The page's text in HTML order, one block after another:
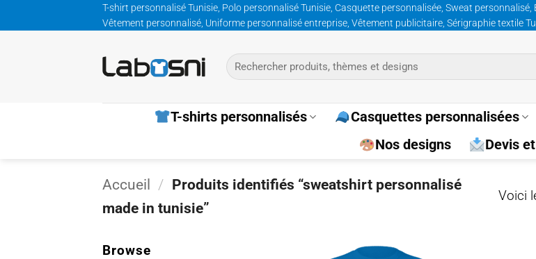
au
T-shirt personnalisé Tunisie, Polo personnalisé Tunisie, Casquette personnalisée, Sweat
Vêtement personnalisé, Uniforme personnalisé entreprise, Vêtement publicitaire, Sérigraphie textile
Recherche
pour :
T-shirts personnalisés Casquettes personnalisées
Nos designs
Devis
Accueil / Produits identifiés “sweatshirt personnalisé
made in tunisie”
Voici
Browse